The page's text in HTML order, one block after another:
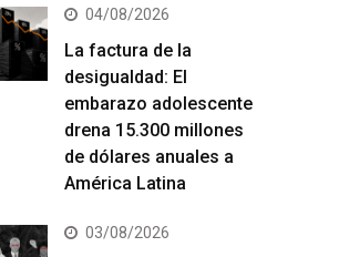
04/08/2026
La factura de la
desigualdad: El
embarazo adolescente
drena 15.300 millones
de dólares anuales a
América Latina
03/08/2026